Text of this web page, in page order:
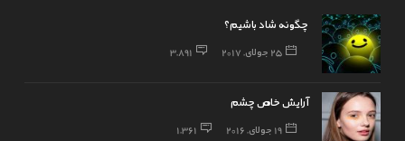
چگونه شاد باشیم؟
25 جولای, 2017 3,891
آرایش خاص چشم
19 جولای, 2016 1,361